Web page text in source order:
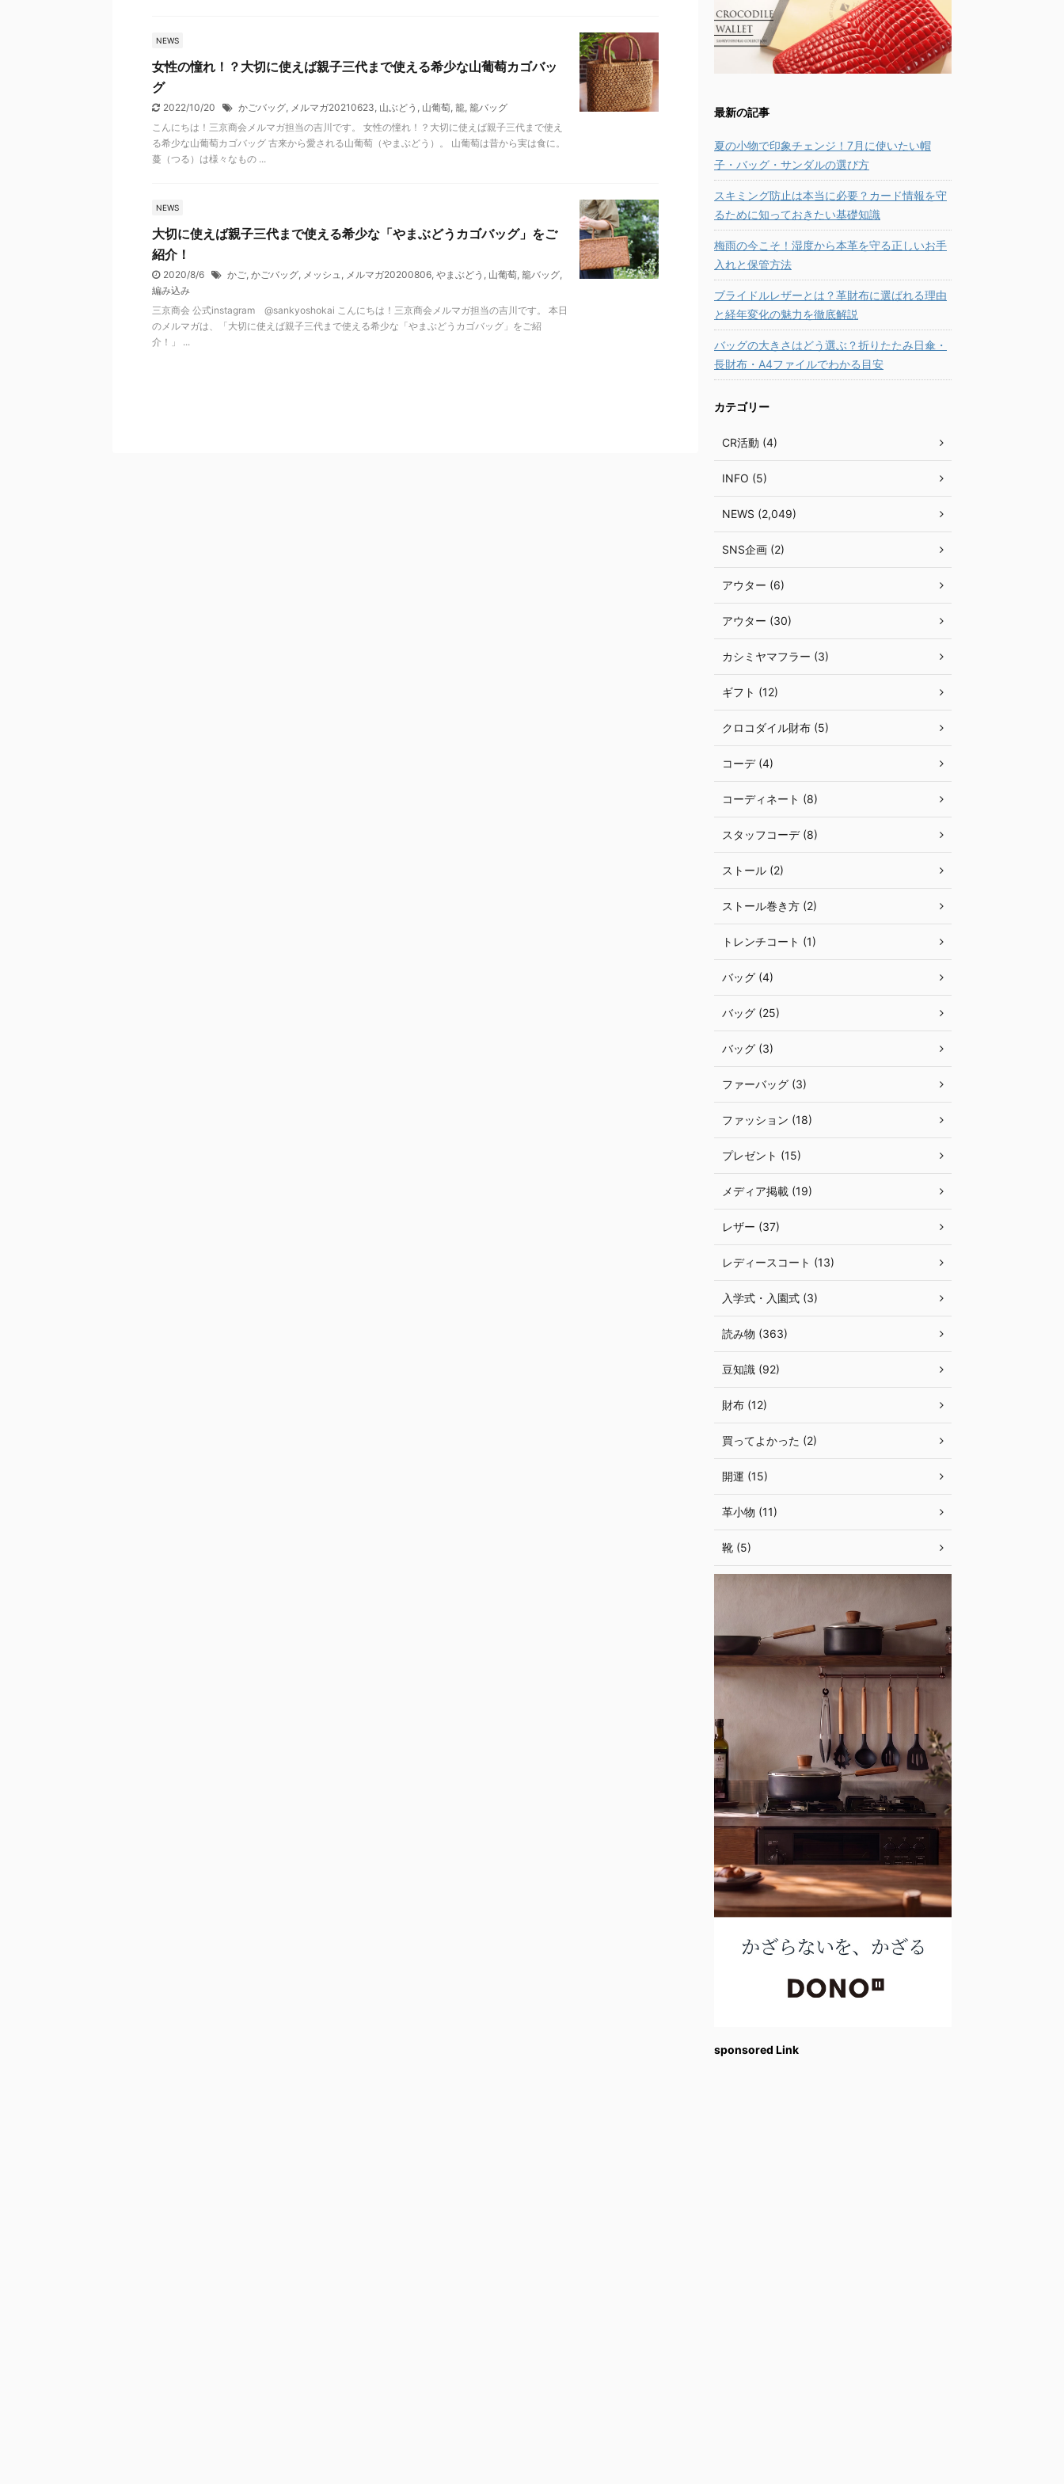
NEWS
女性の憧れ！？大切に使えば親子三代まで使える希少な山葡萄カゴバッ
グ
2022/10/20 かごバッグ, メルマガ20210623, 山ぶどう , 山葡萄, 籠, 籠バッグ
こんにちは！三京商会メルマガ担当の吉川です。 女性の憧れ！？大切に使えば親子三代まで使え
る希少な山葡萄カゴバッグ 古来から愛される山葡萄（やまぶどう）。 山葡萄は昔から実は食に。
蔓（つる）は様々なもの ...
NEWS
大切に使えば親子三代まで使える希少な「やまぶどうカゴバッグ」をご
紹介！
2020/8/6 かご, かごバッグ, メッシュ , メルマガ20200806, やまぶどう , 山葡萄, 籠バッグ,
編み込み
三京商会 公式instagram @sankyoshokai こんにちは！三京商会メルマガ担当の吉川です。 本日
のメルマガは、「大切に使えば親子三代まで使える希少な「やまぶどうカゴバッグ」をご紹
介！」 ...
最新の記事
夏の小物で印象チェンジ！7月に使いたい帽
子・バッグ・サンダルの選び方
スキミング防止は本当に必要？カード情報を守
るために知っておきたい基礎知識
梅雨の今こそ！湿度から本革を守る正しいお手
入れと保管方法
ブライドルレザーとは？革財布に選ばれる理由
と経年変化の魅力を徹底解説
バッグの大きさはどう選ぶ？折りたたみ日傘・
長財布・A4ファイルでわかる目安
カテゴリー
CR活動 (4)
INFO (5)
NEWS (2,049)
SNS企画 (2)
アウター (6)
アウター (30)
カシミヤマフラー (3)
ギフト (12)
クロコダイル財布 (5)
コーデ (4)
コーディネート (8)
スタッフコーデ (8)
ストール (2)
ストール巻き方 (2)
トレンチコート (1)
バッグ (4)
バッグ (25)
バッグ (3)
ファーバッグ (3)
ファッション (18)
プレゼント (15)
メディア掲載 (19)
レザー (37)
レディースコート (13)
入学式・入園式 (3)
読み物 (363)
豆知識 (92)
財布 (12)
買ってよかった (2)
開運 (15)
革小物 (11)
靴 (5)
sponsored Link